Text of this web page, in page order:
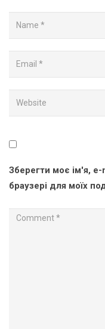
Зберегти моє ім'я,
браузері для моїх